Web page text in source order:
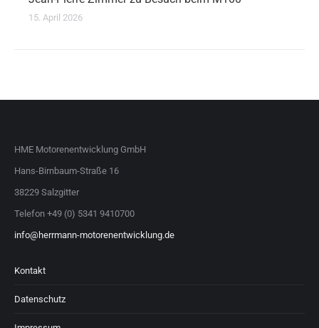
15. April 2026
HME Motorenentwicklung GmbH
Hans-Birnbaum-Straße 16
38229 Salzgitter
Telefon +49 (0) 5341 9410700
info@herrmann-motorenentwicklung.de
Kontakt
Datenschutz